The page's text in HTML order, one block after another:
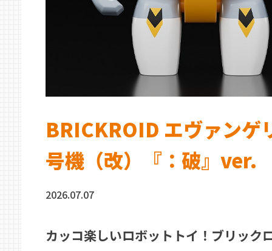
BRICKROID エヴァンゲ
号機（改）『：破』ver.
2026.07.07
カッコ楽しいロボットトイ！ブリック